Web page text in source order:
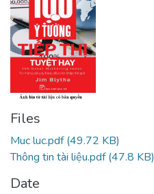
Files
Muc luc.pdf(49.72 KB)
Thông tin tài liệu.pdf(47.8 KB)
Date